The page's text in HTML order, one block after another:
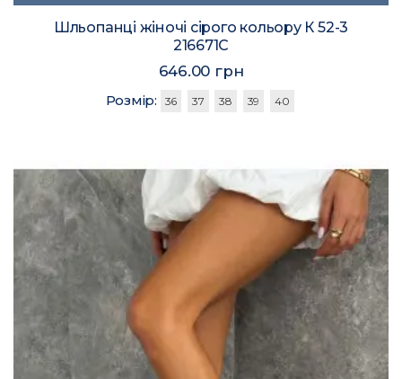
Шльопанці жіночі сірого кольору К 52-3
216671C
646.00 грн
Розмір: 36 37 38 39 40